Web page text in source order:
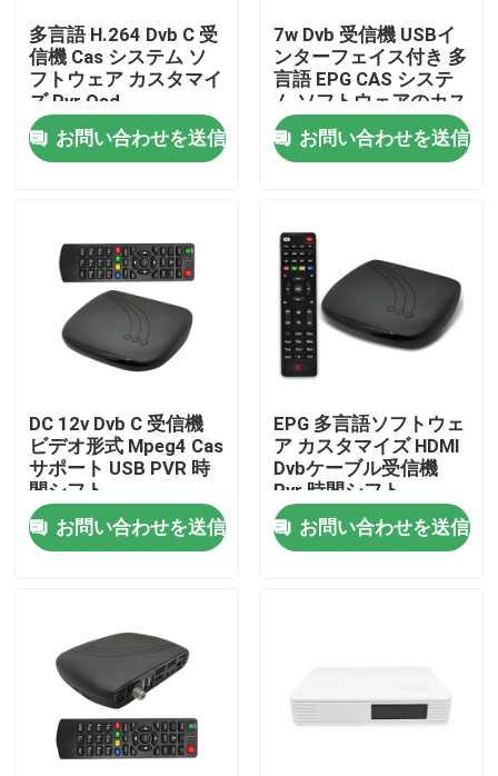
ホーム
VRショー
企業情報
会社案内
品質管理
お問い合わせ
テレビの上箱
DVBCはセット トップ ボックスを
多言語 H.264 Dvb C 受
信機 Cas システム ソ
フトウェア カスタマイ
ズ Pvr Osd
お問い合わせを送信
7w Dvb 受信機 USBイ
ンターフェイス付き 多
言語 EPG CAS システ
ム ソフトウェアのカス
タマイズ
お問い合わせを送信
DC 12v Dvb C 受信機
ビデオ形式 Mpeg4 Cas
サポート USB PVR 時
間シフト
お問い合わせを送信
EPG 多言語ソフトウェ
ア カスタマイズ HDMI
Dvbケーブル受信機
Pvr 時間シフト
お問い合わせを送信